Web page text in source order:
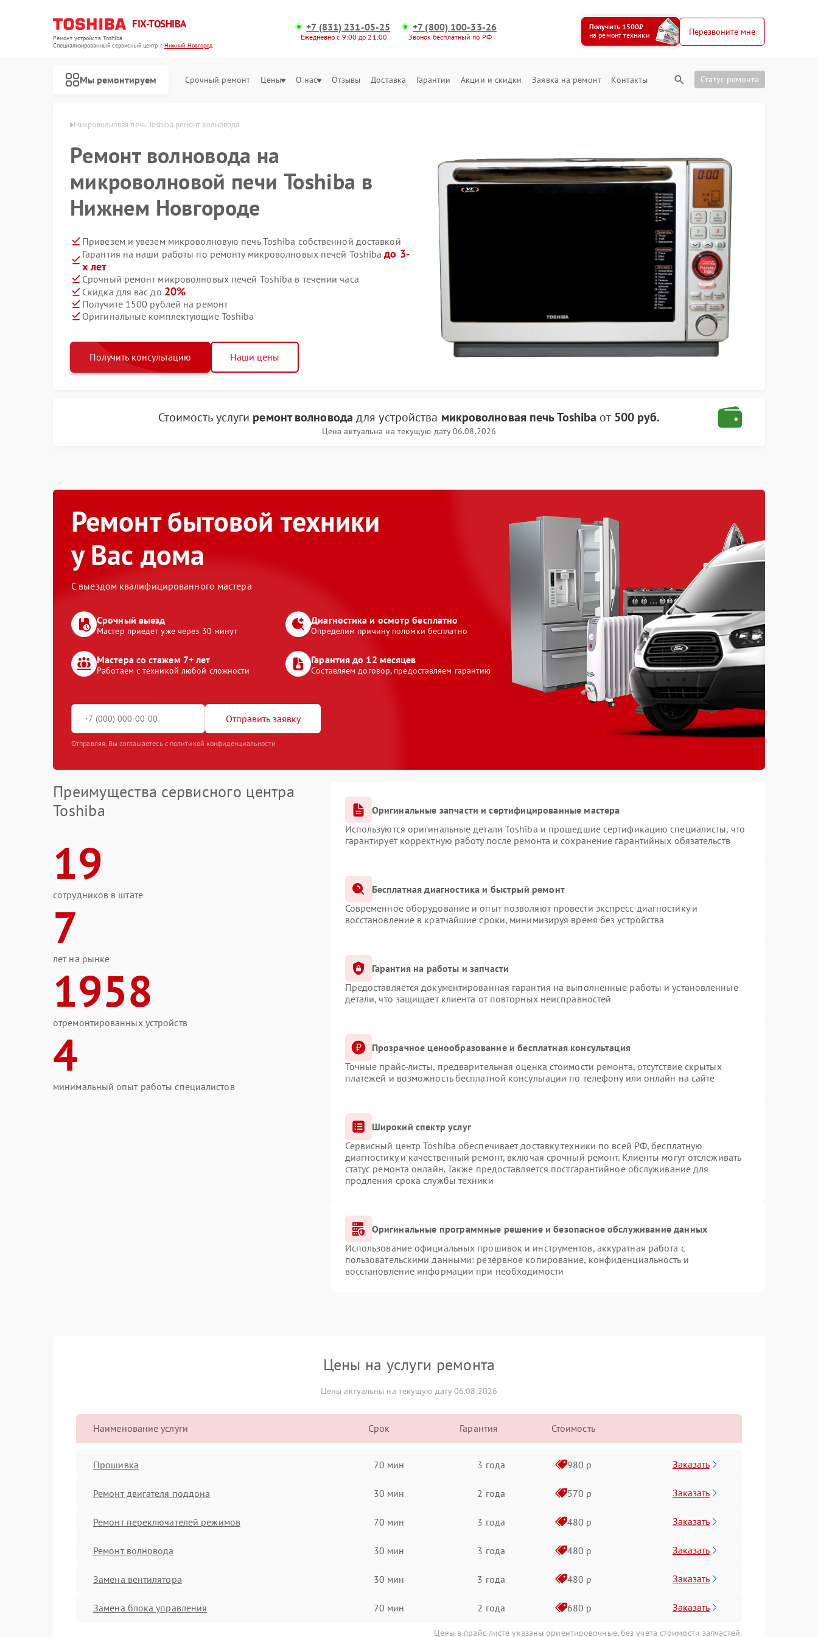
FIX-TOSHIBA
Ремонт устройств Toshiba
Специализированный cервисный центр г.Нижний Новгород
+7 (831) 231-05-25
Ежедневно с 9:00 до 21:00
+7 (800) 100-33-26
Звонок бесплатный по РФ
Получить 1500₽
на ремонт техники
Перезвоните мне
Мы ремонтируем Срочный ремонт Цены О нас Отзывы Доставка Гарантии Акции и скидки Заявка на ремонт Контакты Статус ремонта
Нижнем Новгороде Микроволновая печь Toshiba ремонт волновода
Ремонт волновода на
микроволновой печи Toshiba в
Нижнем Новгороде
Привезем и увезем микроволновую печь Toshiba собственной доставкой
Гарантия на наши работы по ремонту микроволновых печей Toshibaдо 3-
х лет
Срочный ремонт микроволновых печей Toshiba в течении часа
Скидка для вас до 20%
Получите 1500 рублей на ремонт
Оригинальные комплектующие Toshiba
Получить консультацию Наши цены
Стоимость услуги ремонт волновода для устройства микроволновая печь Toshiba от 500 руб.
Цена актуальна на текущую дату 06.08.2026
Ремонт бытовой техники
у Вас дома
С выездом квалифицированного мастера
Срочный выезд
Мастер приедет уже через 30 минут
Диагностика и осмотр бесплатно
Определим причину поломки бесплатно
Мастера со стажем 7+ лет
Работаем с техникой любой сложности
Гарантия до 12 месяцев
Составляем договор, предоставляем гарантию
Отправить заявку
Отправляя, Вы соглашаетесь с политикой конфиденциальности
Преимущества сервисного центра
Toshiba
19
сотрудников в штате
7
лет на рынке
1958
отремонтированных устройств
4
минимальный опыт работы специалистов
Оригинальные запчасти и сертифицированные мастера
Используются оригинальные детали Toshiba и прошедшие сертификацию специалисты, что
гарантирует корректную работу после ремонта и сохранение гарантийных обязательств
Бесплатная диагностика и быстрый ремонт
Современное оборудование и опыт позволяют провести экспресс-диагностику и
восстановление в кратчайшие сроки, минимизируя время без устройства
Гарантия на работы и запчасти
Предоставляется документированная гарантия на выполненные работы и установленные
детали, что защищает клиента от повторных неисправностей
Прозрачное ценообразование и бесплатная консультация
Точные прайс-листы, предварительная оценка стоимости ремонта, отсутствие скрытых
платежей и возможность бесплатной консультации по телефону или онлайн на сайте
Широкий спектр услуг
Сервисный центр Toshiba обеспечивает доставку техники по всей РФ, бесплатную
диагностику и качественный ремонт, включая срочный ремонт. Клиенты могут отслеживать
статус ремонта онлайн. Также предоставляется постгарантийное обслуживание для
продления срока службы техники
Оригинальные программные решение и безопасное обслуживание данных
Использование официальных прошивок и инструментов, аккуратная работа с
пользовательскими данными: резервное копирование, конфиденциальность и
восстановление информации при необходимости
Цены на услуги ремонта
Цены актуальны на текущую дату 06.08.2026
Наименование услуги Срок Гарантия Стоимость
Прошивка 70 мин 3 года 980 р Заказать
Ремонт двигателя поддона 30 мин 2 года 570 р Заказать
Ремонт переключателей режимов 70 мин 3 года 480 р Заказать
Ремонт волновода 30 мин 3 года 480 р Заказать
Замена вентилятора 30 мин 3 года 480 р Заказать
Замена блока управления 70 мин 2 года 680 р Заказать
Цены в прайс-листе указаны ориентировочные, без учета стоимости запчастей.